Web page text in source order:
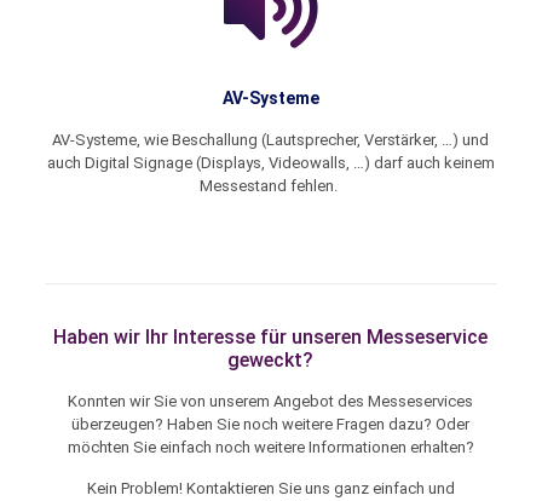
AV-Systeme
AV-Systeme, wie Beschallung (Lautsprecher, Verstärker, …) und
auch Digital Signage (Displays, Videowalls, …) darf auch keinem
Messestand fehlen.
Haben wir Ihr Interesse für unseren Messeservice
geweckt?
Konnten wir Sie von unserem Angebot des Messeservices
überzeugen? Haben Sie noch weitere Fragen dazu? Oder
möchten Sie einfach noch weitere Informationen erhalten?
Kein Problem! Kontaktieren Sie uns ganz einfach und